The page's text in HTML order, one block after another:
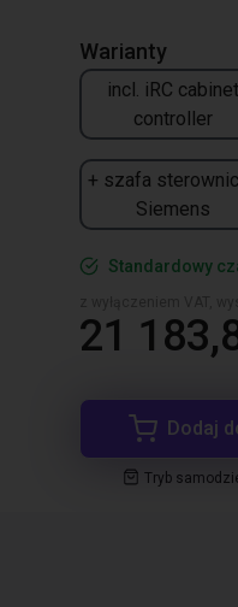
Warianty
incl. iRC cabinet
controller
+ szafa
Siemens
Standardowy
21
Dodaj
Tryb